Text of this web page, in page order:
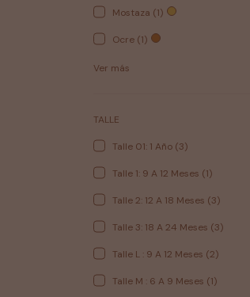
Mostaza (1)
Ocre (1)
Ver más
TALLE
Talle 01: 1 Año (3)
Talle 1: 9 A 12 Meses (1)
Talle 2: 12 A 18 Meses (3)
Talle 3: 18 A 24 Meses (3)
Talle L : 9 A 12 Meses (2)
Talle M : 6 A 9 Meses (1)